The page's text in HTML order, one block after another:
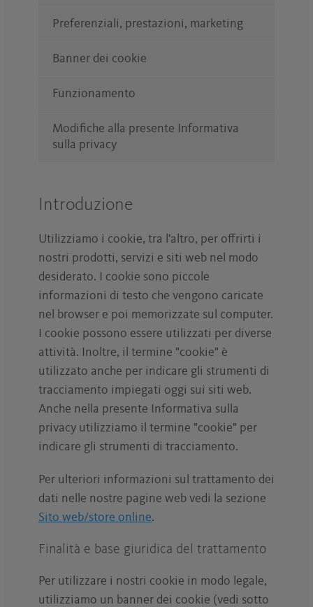
Preferenziali, prestazioni, marketing
Banner dei cookie
Funzionamento
Modifiche alla presente Informativa
sulla privacy
Introduzione
Utilizziamo i cookie, tra l'altro, per offrirti i
nostri prodotti, servizi e siti web nel modo
desiderato. I cookie sono piccole
informazioni di testo che vengono caricate
nel browser e poi memorizzate sul computer.
I cookie possono essere utilizzati per diverse
attività. Inoltre, il termine "cookie" è
utilizzato anche per indicare gli strumenti di
tracciamento impiegati oggi sui siti web.
Anche nella presente Informativa sulla
privacy utilizziamo il termine "cookie" per
indicare gli strumenti di tracciamento.
Per ulteriori informazioni sul trattamento dei
dati nelle nostre pagine web vedi la sezione
Sito web/store online.
Finalità e base giuridica del trattamento
Per utilizzare i nostri cookie in modo legale,
utilizziamo un banner dei cookie (vedi sotto